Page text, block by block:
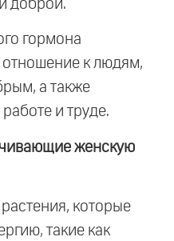
доброй.
гормона
отношение к людям,
а также
и труде.
женскую
которые
такие как